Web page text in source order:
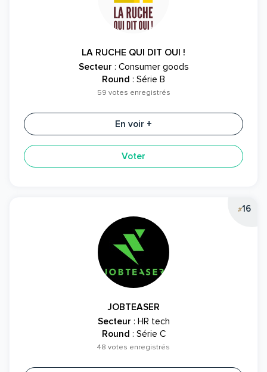
LA RUCHE QUI DIT OUI !
Secteur : Consumer goods
Round : Série B
59 votes enregistrés
En voir +
Voter
#16
JOBTEASER
Secteur : HR tech
Round : Série C
48 votes enregistrés